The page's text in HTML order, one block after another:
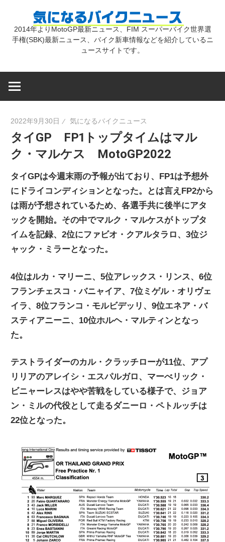
気
バ
イ
ク
ニ
ュ
ー
2014年よりMotoGP最新ニュース、FIM スーパーバイク世界選
手権(SBK)最新ニュース、バイク新車情報などを紹介しているニ
ュースサイトです。
2022年9月30日 気になるバイクニュース
タイGP FP1トップタイムはマル
ク・マルケス MotoGP2022
タイGPは今週末雨の予報が出ており、FP1は予想外
にドライコンディションとなった。とは言えFP2から
は雨が予想されているため、各選手共に後半にアタ
ックを開始。その中でマルク・マルケスがトップタ
イムを記録、2位にファビオ・クアルタラロ、3位ジ
ャック・ミラーとなった。
4位はルカ・マリーニ、5位アレックス・リンス、6位
フランチェスコ・バニャイア、7位ミゲル・オリヴェ
イラ、8位フランコ・モルビデッリ、9位エネア・バ
スティアニーニ、10位ホルヘ・マルティンとなっ
た。
テストライダーのカル・クラッチローが11位、アプ
リリアのアレイシ・エスパルガロ、マーべリック・
ビニャーレスはやや苦戦をしている様子で、ジョア
ン・ミルの代役として走るダニーロ・ペトルッチは
22位となった。